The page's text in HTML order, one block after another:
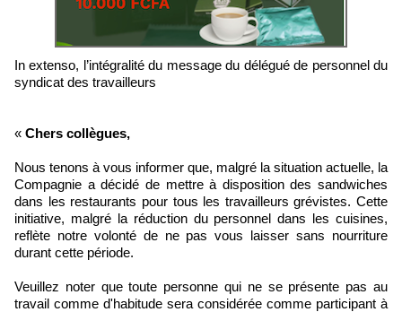
In extenso, l’intégralité du message du délégué de personnel du
syndicat des travailleurs
« Chers collègues,
Nous tenons à vous informer que, malgré la situation actuelle, la
Compagnie a décidé de mettre à disposition des sandwiches
dans les restaurants pour tous les travailleurs grévistes. Cette
initiative, malgré la réduction du personnel dans les cuisines,
reflète notre volonté de ne pas vous laisser sans nourriture
durant cette période.
Veuillez noter que toute personne qui ne se présente pas au
travail comme d'habitude sera considérée comme participant à